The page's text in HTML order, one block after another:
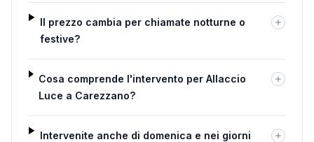
Il prezzo cambia per chiamate notturne o
festive?
Cosa comprende l'intervento per Allaccio
Luce a Carezzano?
Intervenite anche di domenica e nei giorni